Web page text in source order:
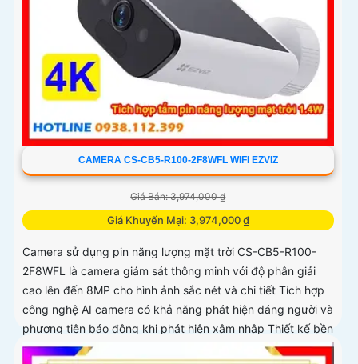
CAMERA CS-CB5-R100-2F8WFL WIFI EZVIZ
Giá Bán: 3,974,000 ₫
Giá Khuyến Mại: 3,974,000 ₫
Camera sử dụng pin năng lượng mặt trời CS-CB5-R100-
2F8WFL là camera giám sát thông minh với độ phân giải
cao lên đến 8MP cho hình ảnh sắc nét và chi tiết Tích hợp
công nghệ AI camera có khả năng phát hiện dáng người và
phương tiện báo động khi phát hiện xâm nhập Thiết kế bền
bỉ chống nước IP65 phù hợp lắp đặt trong mọi điều kiện